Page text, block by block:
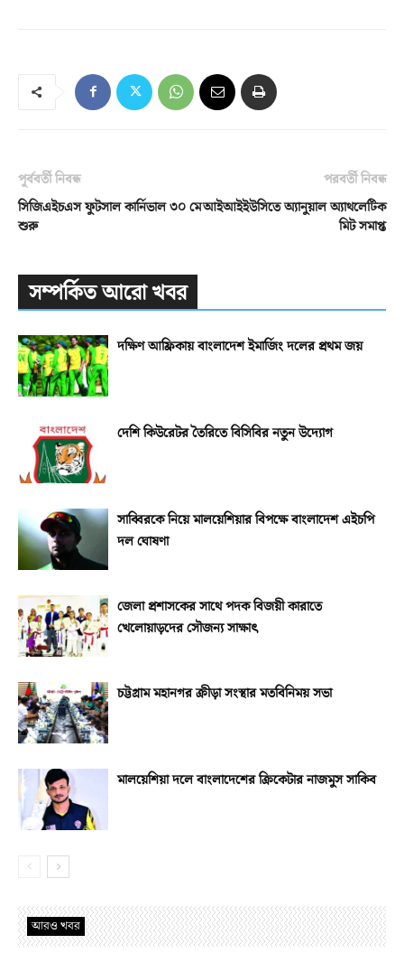
পূর্ববর্তী নিবন্ধ
সিজিএইচএস ফুটসাল কার্নিভাল ৩০ মে
শুরু
পরবর্তী নিবন্ধ
আইআইইউসিতে অ্যানুয়াল অ্যাথলেটিক
মিট সমাপ্ত
সম্পর্কিত আরো খবর
দক্ষিণ আফ্রিকায় বাংলাদেশ ইমার্জিং দলের প্রথম জয়
দেশি কিউরেটর তৈরিতে বিসিবির নতুন উদ্যোগ
সাব্বিরকে নিয়ে মালয়েশিয়ার বিপক্ষে বাংলাদেশ এইচপি
দল ঘোষণা
জেলা প্রশাসকের সাথে পদক বিজয়ী কারাতে
খেলোয়াড়দের সৌজন্য সাক্ষাৎ
চট্টগ্রাম মহানগর ক্রীড়া সংস্থার মতবিনিময় সভা
মালয়েশিয়া দলে বাংলাদেশের ক্রিকেটার নাজমুস সাকিব
আরও খবর